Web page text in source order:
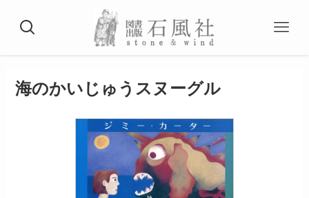
海のかいじゅうスヌーグル